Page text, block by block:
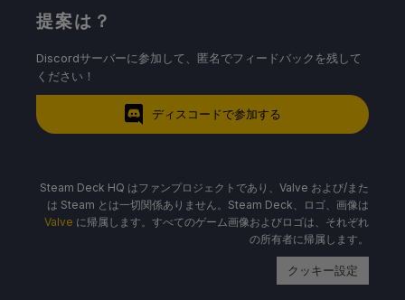
提案は？
Discordサーバーに参加して、匿名でフィードバックを残して
ください！
ディスコードで参加する
Steam Deck HQ はファンプロジェクトであり、Valve および/また
は Steam とは一切関係ありません。Steam Deck、ロゴ、画像は
Valve に帰属します。すべてのゲーム画像およびロゴは、それぞれ
の所有者に帰属します。
クッキー設定